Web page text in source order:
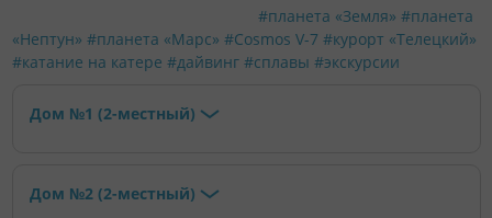
#планета «Земля» #планета
«Нептун» #планета «Марс» #Cosmos V-7 #курорт «Телецкий»
#катание на катере #дайвинг #сплавы #экскурсии
Дом №1 (2-местный)
Дом №2 (2-местный)